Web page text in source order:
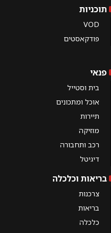
תוכניות
VOD
פודקאסטים
פנאי
בית וסטייל
אוכל ומתכונים
תיירות
מוזיקה
רכב ותחבורה
דיגיטל
בריאות וכלכלה
צרכנות
בריאות
כלכלה